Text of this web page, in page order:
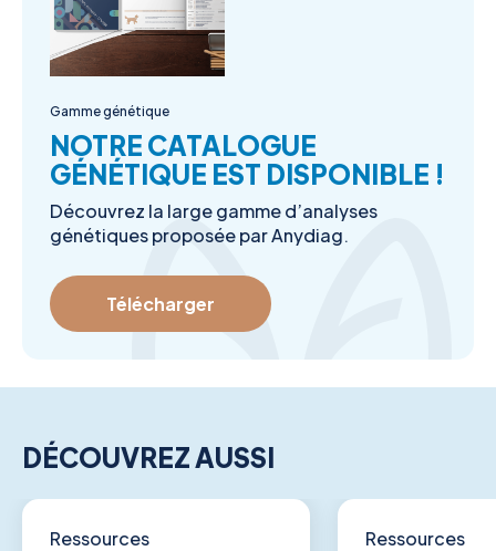
Gamme génétique
NOTRE CATALOGUE
GÉNÉTIQUE EST DISPONIBLE !
Découvrez la large gamme d’analyses
génétiques proposée par Anydiag.
Télécharger
DÉCOUVREZ AUSSI
Ressources Ressources